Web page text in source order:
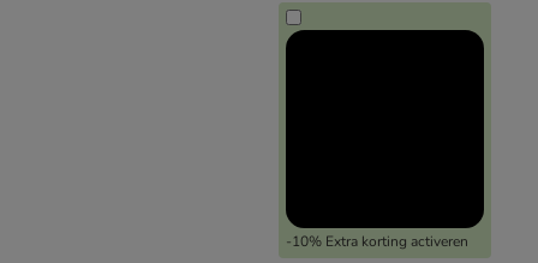
-10% Extra korting activeren